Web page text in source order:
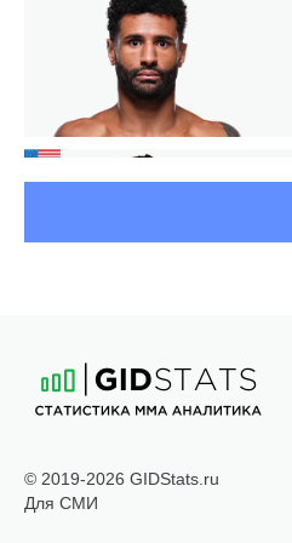
© 2019-2026 GIDStats.ru
Для СМИ